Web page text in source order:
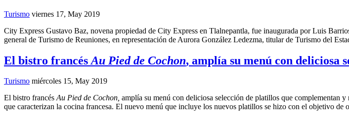
Turismo viernes 17, May 2019
City Express Gustavo Baz, novena propiedad de City Express en Tlalnepantla, fue inaugurada por Luis
general de Turismo de Reuniones, en representación de Aurora González Ledezma, titular de Turismo del
El bistro francés Au Pied de Cochon, amplía su menú con deliciosa
Turismo miércoles 15, May 2019
El bistro francésAu Pied de Cochon, amplía su menú con deliciosa selección de platillos que complementan
que caracterizan la cocina francesa. El nuevo menú que incluye los nuevos platillos se hizo con el objetivo de